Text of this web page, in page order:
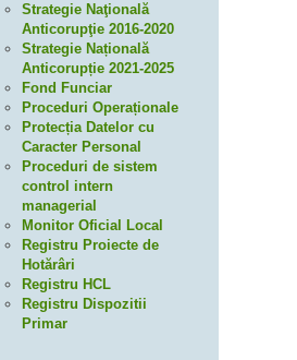
Strategie Naţională
Anticorupţie 2016-2020
Strategie Națională
Anticorupție 2021-2025
Fond Funciar
Proceduri Operaționale
Protecția Datelor cu
Caracter Personal
Proceduri de sistem
control intern
managerial
Monitor Oficial Local
Registru Proiecte de
Hotărâri
Registru HCL
Registru Dispozitii
Primar